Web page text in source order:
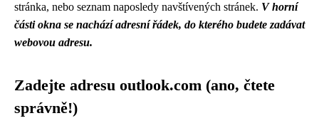
stránka, nebo seznam naposledy navštívených stránek. V horní
části okna se nachází adresní řádek, do kterého budete zadávat
webovou adresu.
Zadejte adresu outlook.com (ano, čtete
správně!)